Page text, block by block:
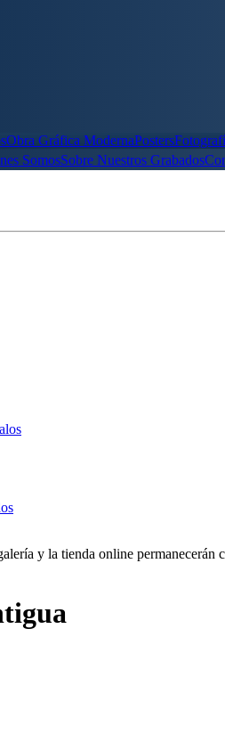
Obra Gráfica ModernaPosters
SomosSobre Nuestros Grabados
y la tienda online permanecerán